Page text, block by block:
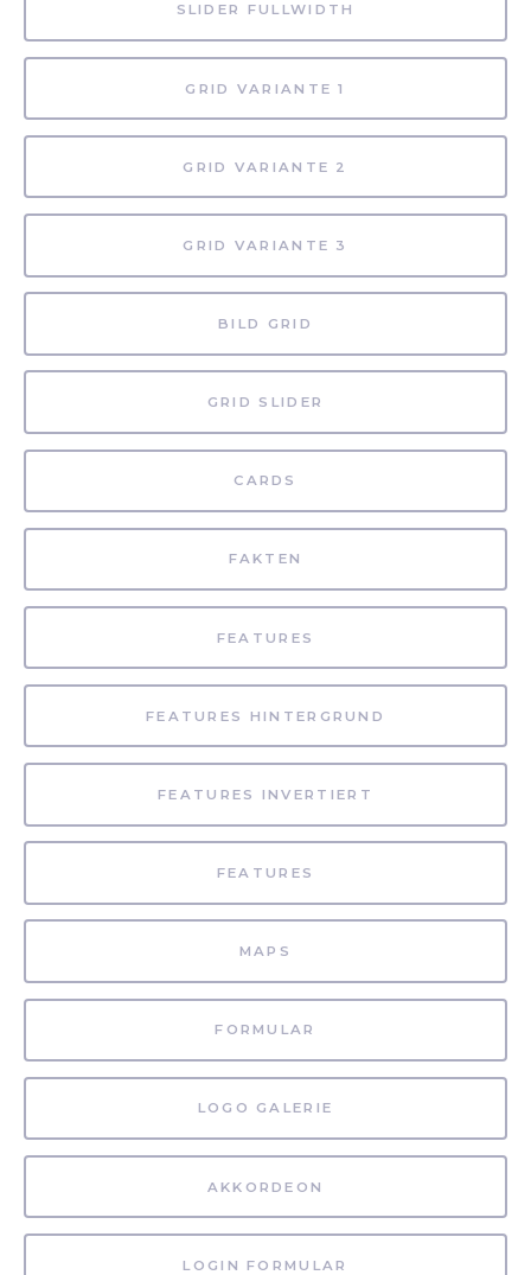
SLIDER FULLWIDTH
GRID VARIANTE 1
GRID VARIANTE 2
GRID VARIANTE 3
BILD GRID
GRID SLIDER
CARDS
FAKTEN
FEATURES
FEATURES HINTERGRUND
FEATURES INVERTIERT
FEATURES
MAPS
FORMULAR
LOGO GALERIE
AKKORDEON
LOGIN FORMULAR